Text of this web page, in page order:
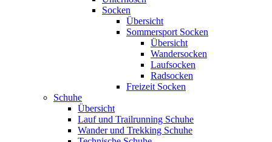
Socken
Übersicht
Sommersport Socken
Übersicht
Wandersocken
Laufsocken
Radsocken
Freizeit Socken
Schuhe
Übersicht
Lauf und Trailrunning Schuhe
Wander und Trekking Schuhe